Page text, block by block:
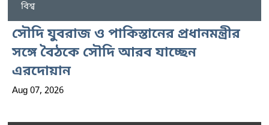
বিশ্ব
সৌদি যুবরাজ ও পাকিস্তানের প্রধানমন্ত্রীর
সঙ্গে বৈঠকে সৌদি আরব যাচ্ছেন
এরদোয়ান
Aug 07, 2026